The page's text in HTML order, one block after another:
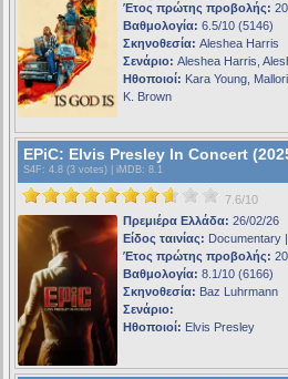
Έτος πρώτης προβολής:
Βαθμολογία: 6.5/10 (5146)
Σκηνοθεσία: Aleshea Harris
Σενάριο: Aleshea Harris,
Ηθοποιοί: Kara Young,
K. Brown
EPiC: Elvis Presley In Concert
S4F : 4.8 (3 votes) | iMDB: 8.1
7.6/10
Πρεμιέρα Ελλάδα: 26/02/26
Είδος ταινίας: Documentary
Έτος πρώτης προβολής:
Βαθμολογία: 8.1/10 (6166)
Σκηνοθεσία: Baz Luhrmann
Σενάριο:
Ηθοποιοί: Elvis Presley